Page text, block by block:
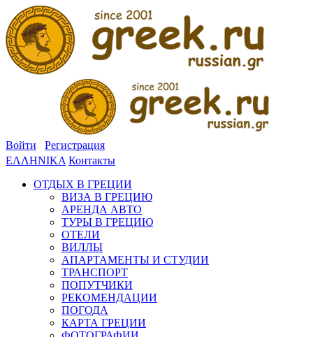
Войти
Регистрация
ΕΛΛΗΝΙΚΑ Контакты
ОТДЫХ В ГРЕЦИИ
ВИЗА В ГРЕЦИЮ
АРЕНДА АВТО
ТУРЫ В ГРЕЦИЮ
ОТЕЛИ
ВИЛЛЫ
АПАРТАМЕНТЫ И СТУДИИ
ТРАНСПОРТ
ПОПУТЧИКИ
РЕКОМЕНДАЦИИ
ПОГОДА
КАРТА ГРЕЦИИ